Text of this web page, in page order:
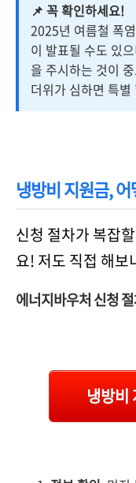
📌 꼭 확인하세요!
2025년 여름철 폭
이 발표될 수도 있
을 주시하는 것이
더위가 심하면 특
냉방비 지원금,
신청 절차가 복잡
요! 저도 직접 해보
에너지바우처 신청
냉방비